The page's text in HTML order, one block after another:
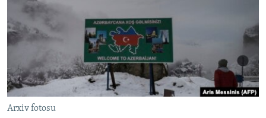
FOTOQALEREYA
İNFOQRAFIKA
OXU ZALI
AZƏRBAYCAN ƏDƏBIYYATI KITABXANASI
İSLAM VƏ DEMOKRATIYA
İZ - MƏDƏNIYYƏT PROQRAMI
HAQQIMIZDA
MISSIYAMIZ
PEŞƏ ETIKASI VƏ JURNALISTIKA STANDARTLARIMIZ
MATERIALLARIMIZDAN ISTIFADƏ
AZADLIQRADIOSU MOBIL TELEFONUNUZDA
BIZIMLƏ ƏLAQƏ
RFE/RL-in bütün saytları
Arxiv fotosu